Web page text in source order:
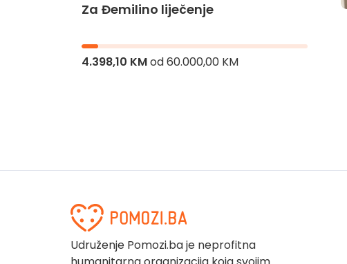
Za Đemilino liječenje
4.398,10 KMod60.000,00 KM
Udruženje Pomozi.ba je neprofitna